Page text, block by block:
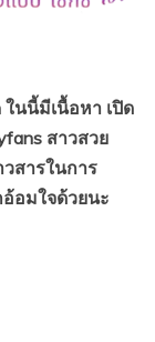
ในนี้มีเนื้อหา เปิด
สาวสวย
สารในการ
อมใจด้วยนะ